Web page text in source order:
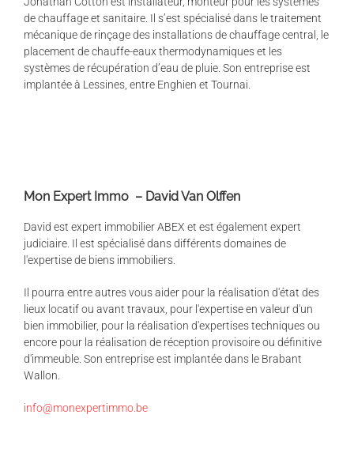
de chauffage et sanitaire. Il s’est spécialisé dans le traitement
mécanique de rinçage des installations de chauffage central, le
placement de chauffe-eaux thermodynamiques et les
systèmes de récupération d’eau de pluie. Son entreprise est
implantée à Lessines, entre Enghien et Tournai.
Mon Expert Immo – David Van Olffen
David est expert immobilier ABEX et est également expert
judiciaire. Il est spécialisé dans différents domaines de
l'expertise de biens immobiliers.
Il pourra entre autres vous aider pour la réalisation d'état des
lieux locatif ou avant travaux, pour l'expertise en valeur d'un
bien immobilier, pour la réalisation d'expertises techniques ou
encore pour la réalisation de réception provisoire ou définitive
d'immeuble. Son entreprise est implantée dans le Brabant
Wallon.
info@monexpertimmo.be